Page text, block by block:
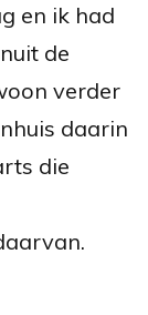
en ik had
de
verder
daarin
die